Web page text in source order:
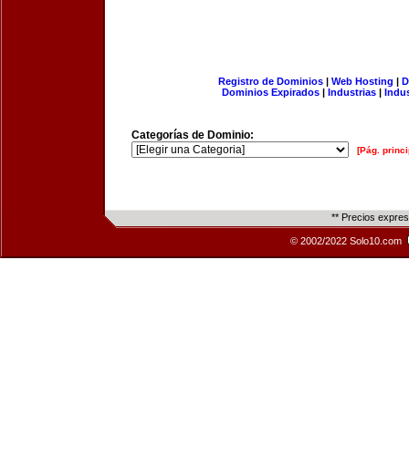
Registro de Dominios| Web Hosting |
Dominios Expirados | Industrias |
Categorías de Dominio:
[Pág.
** Precios
© 2002/2022 Solo10.com